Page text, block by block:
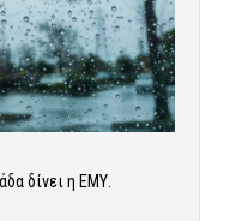
δίνει η ΕΜΥ.